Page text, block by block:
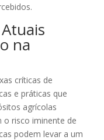
na
críticas de
e práticas que
agrícolas
o risco iminente de
podem levar a um